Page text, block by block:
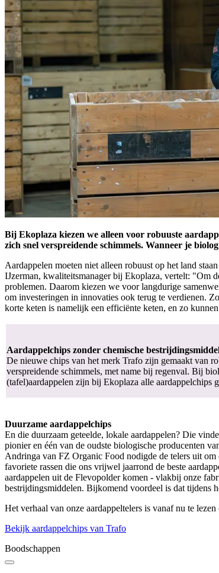
Bij Ekoplaza kiezen we alleen voor robuuste
zich snel verspreidende schimmels. Wanneer je
Aardappelen moeten niet alleen robuust op het land
IJzerman, kwaliteitsmanager bij Ekoplaza, vertelt: "Om
problemen. Daarom kiezen we voor langdurige
om investeringen in innovaties ook terug te verdienen.
korte keten is namelijk een efficiënte keten, en zo
Aardappelchips zonder chemische
De nieuwe chips van het merk Trafo zijn gemaakt van
verspreidende schimmels, met name bij regenval. Bij
(tafel)aardappelen zijn bij Ekoplaza alle aardappelchips
Duurzame aardappelchips
En die duurzaam geteelde, lokale aardappelen? Die
pionier en één van de oudste biologische producenten
Andringa van FZ Organic Food nodigde de telers uit
favoriete rassen die ons vrijwel jaarrond de beste
aardappelen uit de Flevopolder komen - vlakbij onze
bestrijdingsmiddelen. Bijkomend voordeel is dat tijdens
Het verhaal van onze aardappeltelers is vanaf nu te
Bekijk aardappelchips van Trafo
Boodschappen